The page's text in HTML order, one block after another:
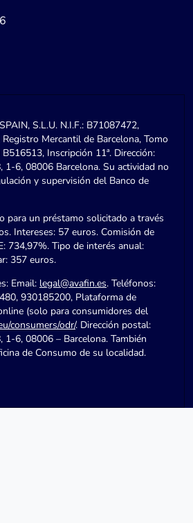
S.L.U. N.I.F.: B71087472,
Mercantil de Barcelona, Tomo
Inscripción 11ª. Dirección:
1-6, 08006 Barcelona. Su actividad no
y supervisión del Banco de
para un préstamo solicitado a través
Intereses: 57 euros. Comisión de
734,97%. Tipo de interés anual:
357 euros.
Email: legal@avafin.es. Teléfonos:
930185200, Plataforma de
(solo para consumidores del
consumers/odr/. Dirección postal:
1-6, 08006 – Barcelona. También
de Consumo de su localidad.